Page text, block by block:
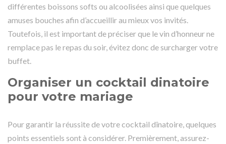
différentes boissons softs ou alcoolisées ainsi que quelques
amuses bouches afin d’accueillir au mieux vos invités.
Toutefois, il est important de préciser que le vin d’honneur ne
remplace pas le repas du soir, évitez donc de surcharger votre
buffet.
Organiser un cocktail dinatoire
pour votre mariage
Pour garantir la réussite de votre cocktail dînatoire, quelques
points essentiels sont à considérer. Premièrement, assurez-